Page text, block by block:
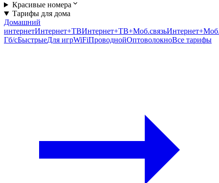
Красивые номера
Тарифы для дома
Домашний
интернетИнтернет+ТВИнтернет+ТВ+Моб.связь
Гб/cБыстрыеДля игрWiFiПроводнойОптоволокноВсе тарифы